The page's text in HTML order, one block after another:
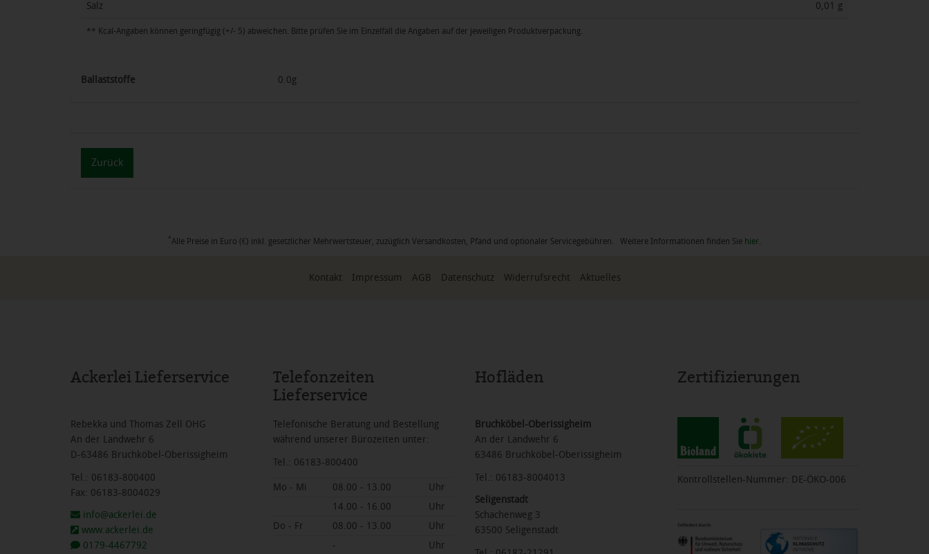
Salz 0,01 g
** Kcal-Angaben können geringfügig (+/- 5) abweichen. Bitte prüfen Sie im Einzelfall die Angaben auf der jeweiligen Produktverpackung.
Ballaststoffe 0.0g
Zurück
* Alle Preise in Euro (€) inkl. gesetzlicher Mehrwertsteuer, zuzüglich Versandkosten, Pfand und optionaler Servicegebühren. Weitere Informationen finden Sie hier
Kontakt Impressum AGB Datenschutz Widerrufsrecht Aktuelles
Ackerlei Lieferservice
Rebekka und Thomas Zell OHG
An der Landwehr 6
D-63486 Bruchköbel-Oberissigheim
Tel.: 06183-800400
Fax: 06183-8004029
info@ackerlei.de
www.ackerlei.de
0179-4467792
Telefonzeiten
Lieferservice
Telefonische Beratung und Bestellung
während unserer Bürozeiten unter:
Tel.: 06183-800400
Mo - Mi 08.00 - 13.00
Uhr
14.00 - 16.00
Uhr
Do - Fr
08.00 - 13.00
Uhr
-
Uhr
Hofläden
Bruchköbel-Oberissigheim
An der Landwehr 6
63486 Bruchköbel-Oberissigheim
Tel.: 06183-8004013
Seligenstadt
Schachenweg 3
63500 Seligenstadt
Zertifizierungen
Kontrollstellen-Nummer: DE-ÖKO-006